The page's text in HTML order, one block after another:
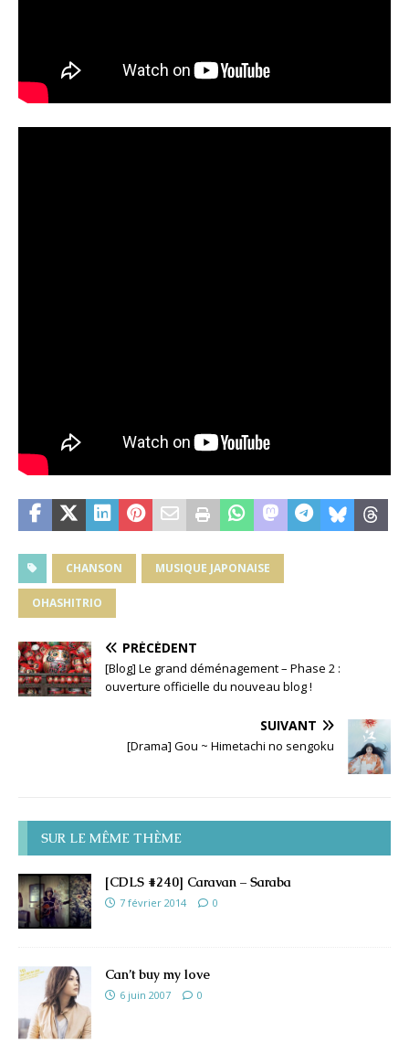
CHANSON MUSIQUE JAPONAISE
OHASHITRIO
PRÉCÉDENT
[Blog] Le grand déménagement – Phase 2 :
ouverture officielle du nouveau blog !
SUIVANT
[Drama] Gou ~ Himetachi no sengoku
SUR LE MÊME THÈME
[CDLS #240] Caravan – Saraba
7 février 2014 0
Can’t buy my love
6 juin 2007 0